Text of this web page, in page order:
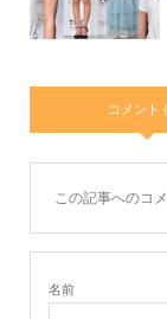
コメント
この記事へのコ
名前